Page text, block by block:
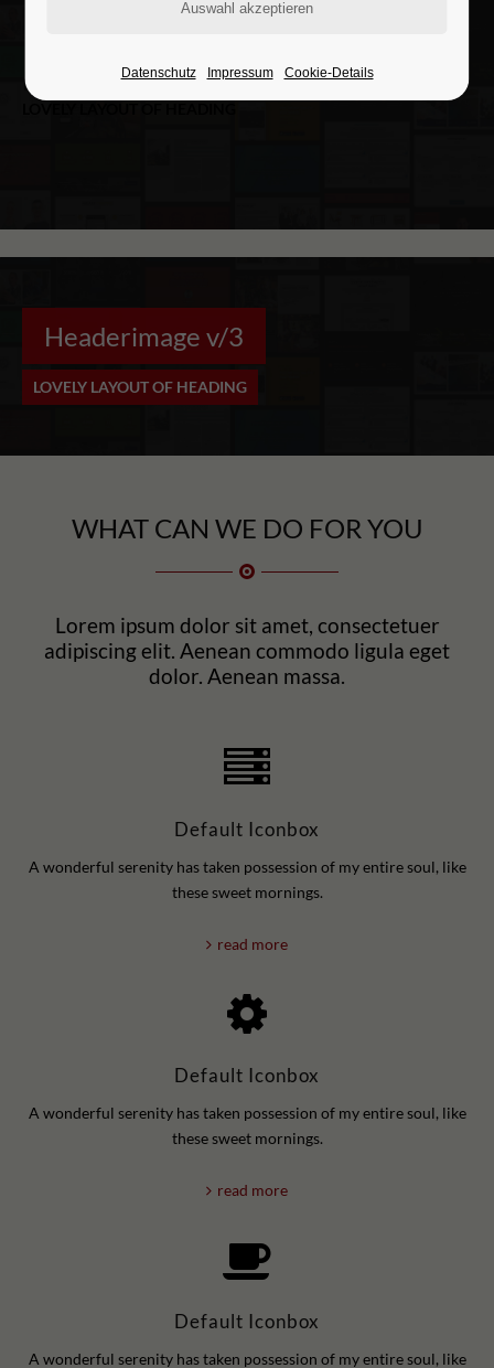
Headerimage v/2
Headerimage v/3
LOVELY LAYOUT OF HEADING
WHAT CAN WE DO FOR YOU
Lorem ipsum dolor sit amet, consectetuer
adipiscing elit. Aenean commodo ligula eget
dolor. Aenean massa.
Default Iconbox
A wonderful serenity has taken possession of my entire soul, like
these sweet mornings.
read more
Default Iconbox
A wonderful serenity has taken possession of my entire soul, like
these sweet mornings.
read more
Default Iconbox
A wonderful serenity has taken possession of my entire soul, like
Datenschutz Impressum Cookie-Details